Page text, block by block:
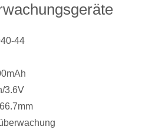
44
3.6V